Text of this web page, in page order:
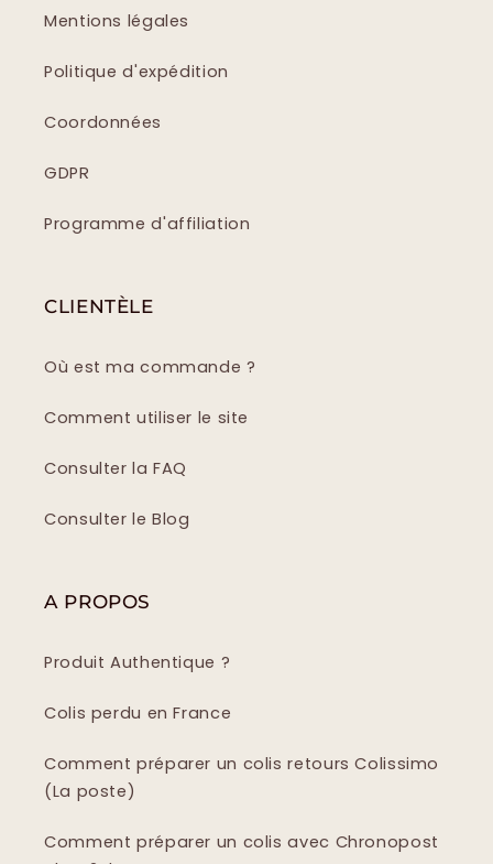
Mentions légales
Politique d'expédition
Coordonnées
GDPR
Programme d'affiliation
CLIENTÈLE
Où est ma commande ?
Comment utiliser le site
Consulter la FAQ
Consulter le Blog
A PROPOS
Produit Authentique ?
Colis perdu en France
Comment préparer un colis retours Colissimo
(La poste)
Comment préparer un colis avec Chronopost